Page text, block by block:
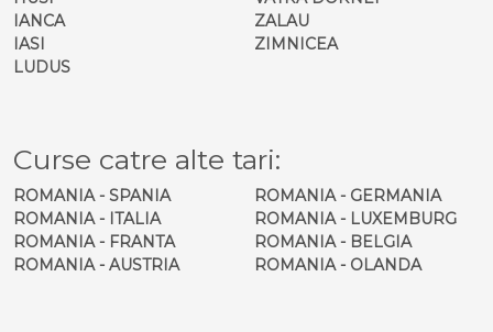
IANCA
IASI
LUDUS
ZALAU
ZIMNICEA
Curse catre alte tari:
ROMANIA - SPANIA
ROMANIA - ITALIA
ROMANIA - FRANTA
ROMANIA - AUSTRIA
ROMANIA - GERMANIA
ROMANIA - LUXEMBURG
ROMANIA - BELGIA
ROMANIA - OLANDA